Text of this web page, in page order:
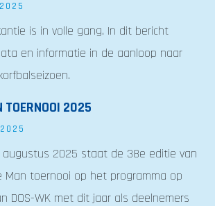
is in volle gang. In dit bericht
en informatie in de aanloop naar
TOERNOOI 2025
2025 staat de 38e editie van
Man toernooi op het programma op
DOS-WK met dit jaar als deelnemers